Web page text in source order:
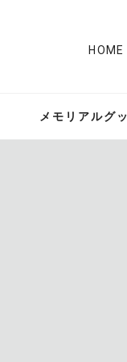
HOME
メモリアルグ